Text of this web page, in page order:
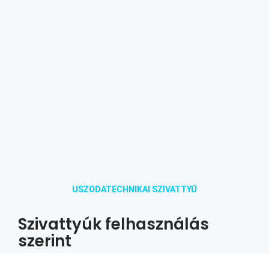
USZODATECHNIKAI SZIVATTYÚ
Szivattyúk felhasználás
szerint